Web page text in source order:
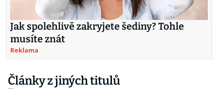
Jak spolehlivě zakryjete šediny? Tohle
musíte znát
Reklama
Články z jiných titulů